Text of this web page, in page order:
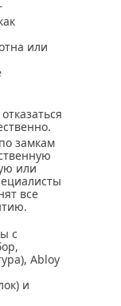
или
замкам
или
все
с
Abloy
и